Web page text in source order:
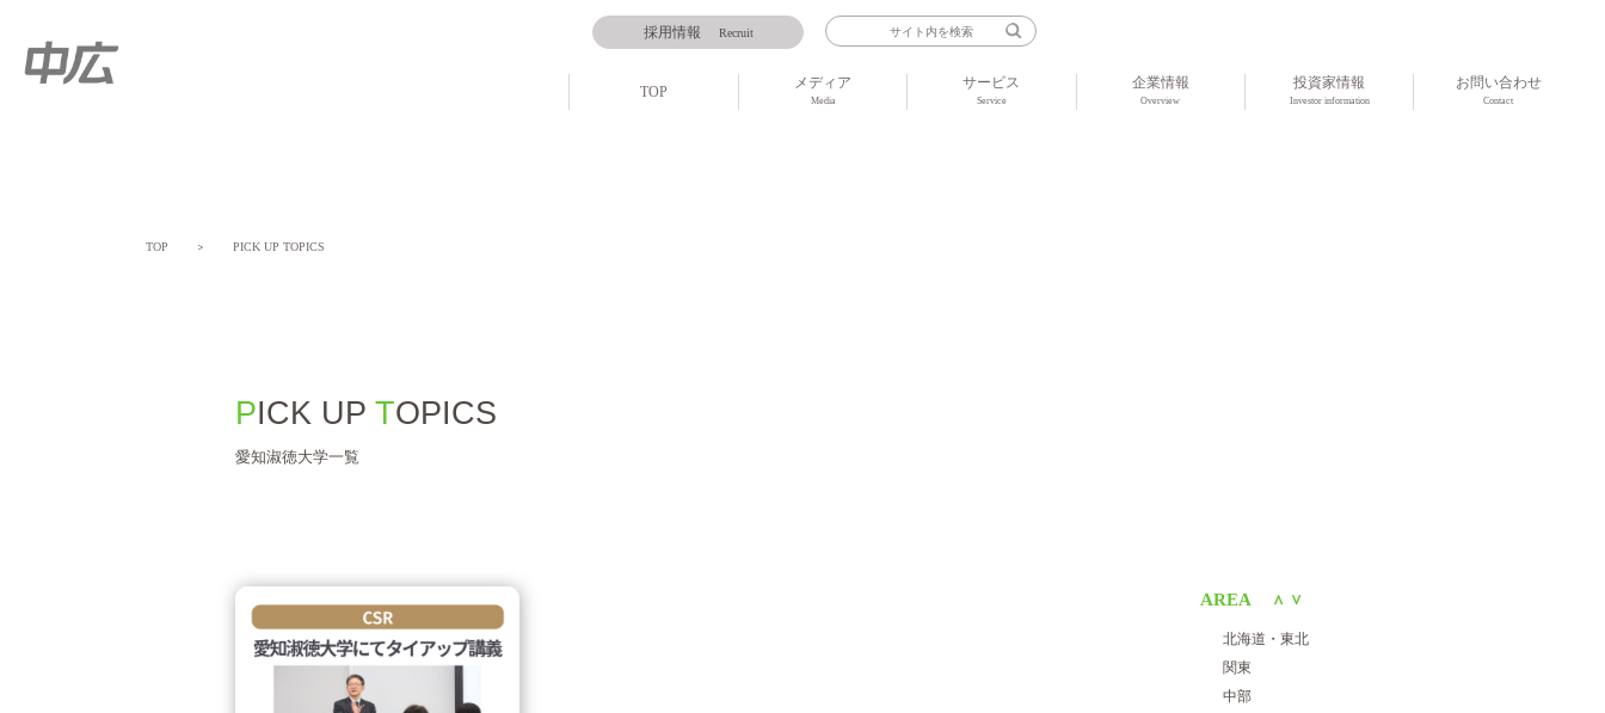
採用情報 Recruit
TOP
メディア
Media
サービス
Service
企業情報
Overview
投資家情報
Investor information
お問い合わせ
Contact
TOP ＞ PICK UP TOPICS
PICK UP TOPICS
愛知淑徳大学一覧
AREA ＜ ＞
北海道・東北
関東
中部